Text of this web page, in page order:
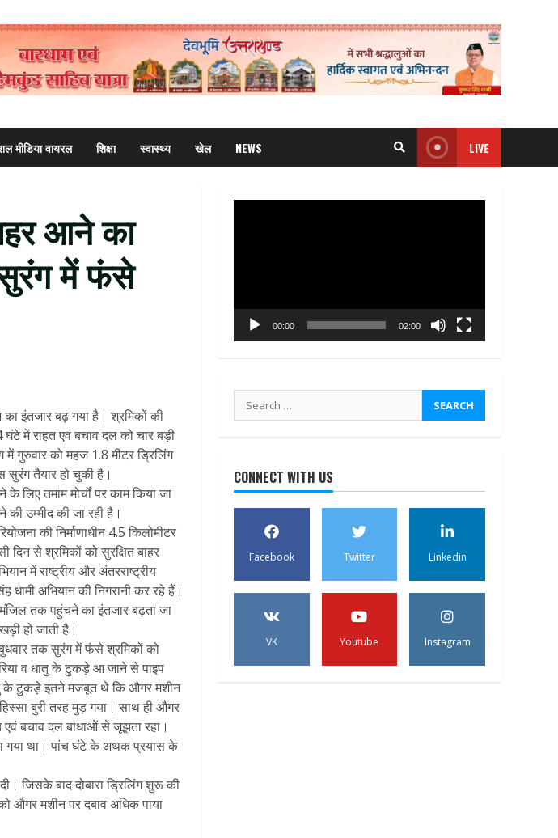
मीडिया वायरल शिक्षा स्वास्थ्य खेल NEWS LIVE
आने का
सुरंग में फंसे
इंतजार बढ़ गया है। श्रमिकों की
में राहत एवं बचाव दल को चार बड़ी
गुरुवार को महज 1.8 मीटर ड्रिलिंग
तैयार हो चुकी है।
लिए तमाम मोर्चों पर काम किया जा
उम्मीद की जा रही है।
की निर्माणाधीन 4.5 किलोमीटर
से श्रमिकों को सुरक्षित बाहर
में राष्ट्रीय और अंतरराष्ट्रीय
धामी अभियान की निगरानी कर रहे हैं।
तक पहुंचने का इंतजार बढ़ता जा
हो जाती है।
तक सुरंग में फंसे श्रमिकों को
व धातु के टुकड़े आ जाने से पाइप
के टुकड़े इतने मजबूत थे कि औगर मशीन
बुरी तरह मुड़ गया। साथ ही औगर
एवं बचाव दल बाधाओं से जूझता रहा।
गया था। पांच घंटे के अथक प्रयास के
जिसके बाद दोबारा ड्रिलिंग शुरू की
औगर मशीन पर दबाव अधिक पाया
00:00 02:00
Search
for:
CONNECT WITH US
Facebook Twitter Linkedin
VK Youtube Instagram